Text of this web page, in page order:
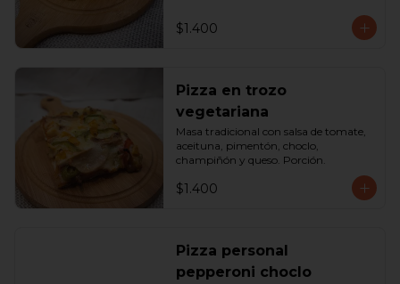
$1.400
Pizza en trozo
vegetariana
Masa tradicional con salsa de tomate,
aceituna, pimentón, choclo,
champiñón y queso. Porción.
$1.400
Pizza personal
pepperoni choclo